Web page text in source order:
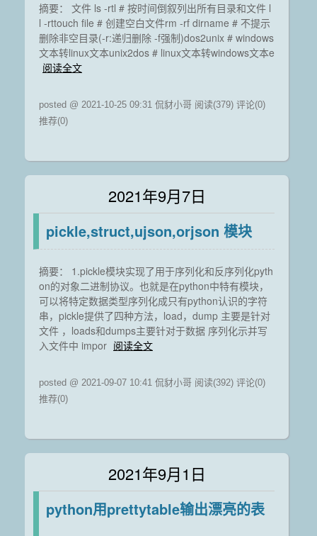
摘要： 文件 ls -rtl # 按时间倒叙列出所有目录和文件 l
l -rttouch file # 创建空白文件rm -rf dirname # 不提示
删除非空目录(-r:递归删除 -f强制)dos2unix # windows
文本转linux文本unix2dos # linux文本转windows文本e
阅读全文
posted @ 2021-10-25 09:31 侃豺小哥 阅读(379) 评论(0)
推荐(0)
2021年9月7日
pickle,struct,ujson,orjson 模块
摘要： 1.pickle模块实现了用于序列化和反序列化pyth
on的对象二进制协议。也就是在python中特有模块，
可以将特定数据类型序列化成只有python认识的字符
串，pickle提供了四种方法，load，dump 主要是针对
文件 ，loads和dumps主要针对于数据 序列化示并写
入文件中 impor 阅读全文
posted @ 2021-09-07 10:41 侃豺小哥 阅读(392) 评论(0)
推荐(0)
2021年9月1日
python用prettytable输出漂亮的表